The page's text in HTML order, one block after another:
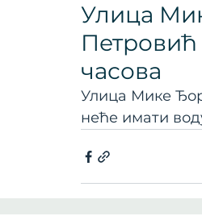
Улица
Петровић
часова
Улица Мике
неће имати